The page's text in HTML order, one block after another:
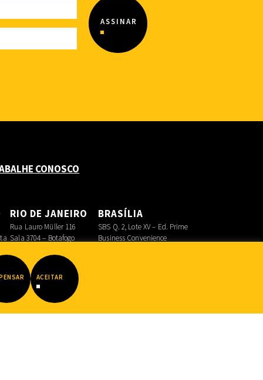
CONOSCO
RIO DE JANEIRO
Rua Lauro Müller 116
Sala 3704 – Botafogo
BRASÍLIA
SBS Q. 2, Lote XV – Ed. Prime
Business Convenience
ACEITAR